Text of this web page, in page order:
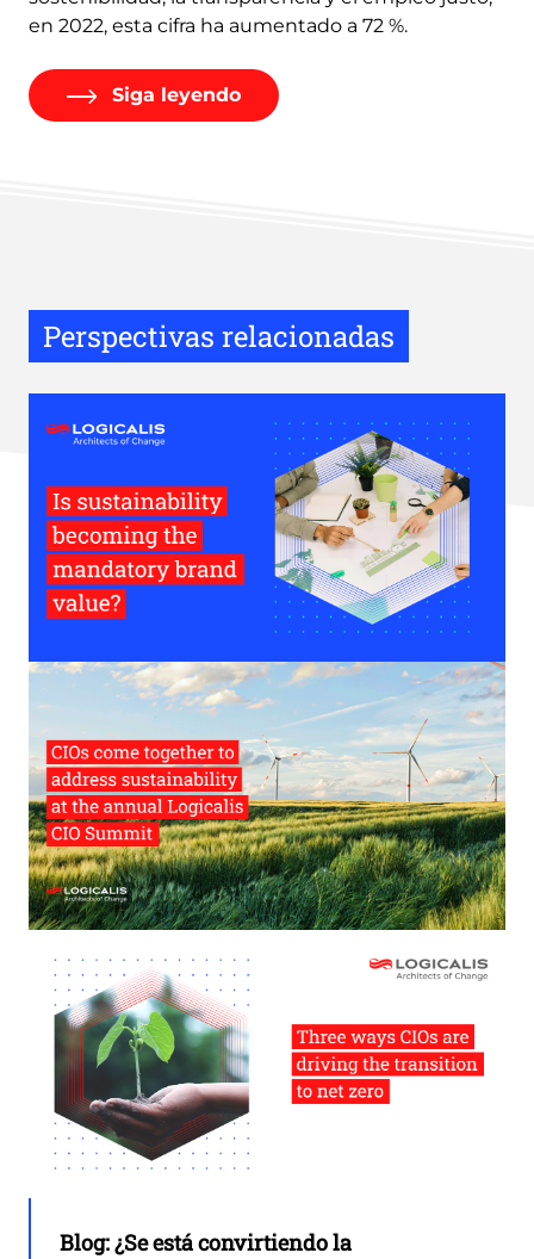
en 2022, esta cifra ha aumentado a 72 %.
Siga leyendo
Perspectivas relacionadas
Blog: ¿Se está convirtiendo la